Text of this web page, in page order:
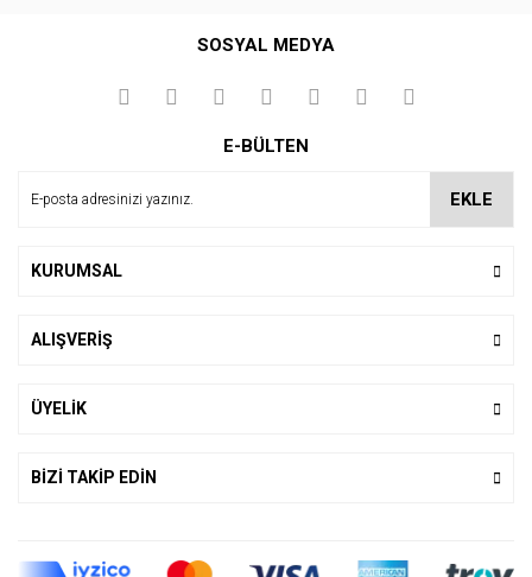
SOSYAL MEDYA
E-BÜLTEN
EKLE
KURUMSAL
ALIŞVERİŞ
ÜYELİK
BİZİ TAKİP EDİN